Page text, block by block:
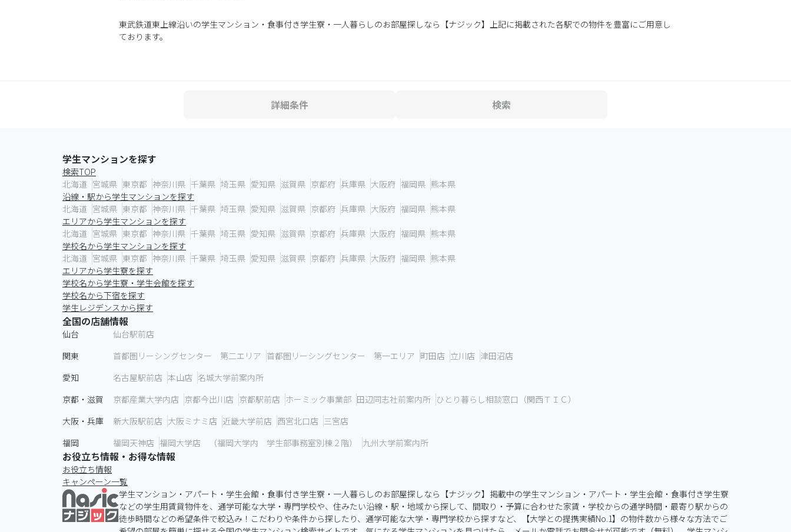
東武鉄道東上線沿いの学生マンション・食事付き学生寮・一人暮らしのお部屋探しなら【ナジック】上記に掲載された各駅での物件を豊富にご用意し
ております。
詳細条件 検索
学生マンションを探す
検索TOP
北海道 宮城県 東京都 神奈川県 千葉県 埼玉県 愛知県 滋賀県 京都府 兵庫県 大阪府 福岡県 熊本県
沿線・駅から学生マンションを探す
北海道 宮城県 東京都 神奈川県 千葉県 埼玉県 愛知県 滋賀県 京都府 兵庫県 大阪府 福岡県 熊本県
エリアから学生マンションを探す
北海道 宮城県 東京都 神奈川県 千葉県 埼玉県 愛知県 滋賀県 京都府 兵庫県 大阪府 福岡県 熊本県
学校名から学生マンションを探す
北海道 宮城県 東京都 神奈川県 千葉県 埼玉県 愛知県 滋賀県 京都府 兵庫県 大阪府 福岡県 熊本県
エリアから学生寮を探す
学校名から学生寮・学生会館を探す
学校名から下宿を探す
学生レジデンスから探す
全国の店舗情報
仙台
仙台駅前店
関東
首都圏リーシングセンター 第二エリア 首都圏リーシングセンター 第一エリア 町田店 立川店 津田沼店
愛知
名古屋駅前店 本山店 名城大学前案内所
京都・滋賀
京都産業大学内店 京都今出川店 京都駅前店 ホーミック事業部 田辺同志社前案内所 ひとり暮らし相談窓口（関西ＴＩＣ）
大阪・兵庫
新大阪駅前店 大阪ミナミ店 近畿大学前店 西宮北口店 三宮店
福岡
福岡天神店 福岡大学店 （福岡大学内 学生部事務室別棟２階） 九州大学前案内所
お役立ち情報・お得な情報
お役立ち情報
キャンペーン一覧
学生マンション・アパート・学生会館・食事付き学生寮・一人暮らしのお部屋探しなら【ナジック】掲載中の学生マンション・アパート・学生会館・食事付き学生寮
などの学生用賃貸物件を、通学可能な大学・専門学校や、住みたい沿線・駅・地域から探して、間取り・予算に合わせた家賃・学校からの通学時間・最寄り駅からの
徒歩時間などの希望条件で絞込み！こだわりや条件から探したり、通学可能な大学・専門学校から探すなど、【大学との提携実績No.1】の物件数から様々な方法でご